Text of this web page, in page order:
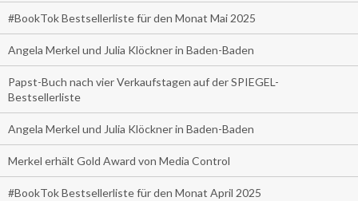
#BookTok Bestsellerliste für den Monat Mai 2025
Angela Merkel und Julia Klöckner in Baden-Baden
Papst-Buch nach vier Verkaufstagen auf der SPIEGEL-
Bestsellerliste
Angela Merkel und Julia Klöckner in Baden-Baden
Merkel erhält Gold Award von Media Control
#BookTok Bestsellerliste für den Monat April 2025